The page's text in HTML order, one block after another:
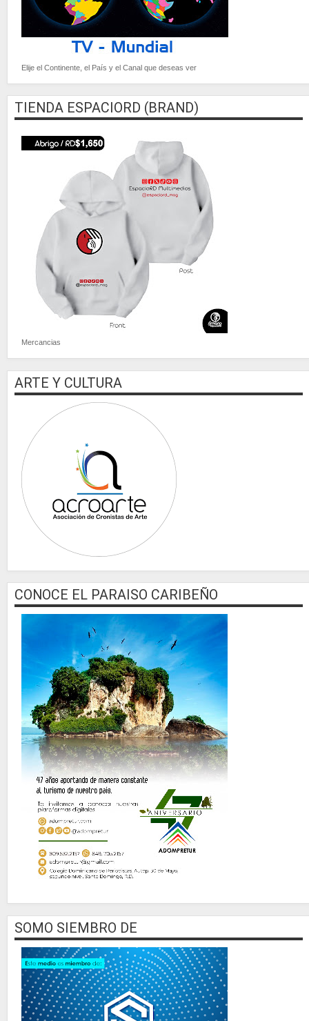
Elije el Continente, el País y el Canal que deseas ver
TIENDA ESPACIORD (BRAND)
Mercancias
ARTE Y CULTURA
CONOCE EL PARAISO CARIBEÑO
SOMO SIEMBRO DE